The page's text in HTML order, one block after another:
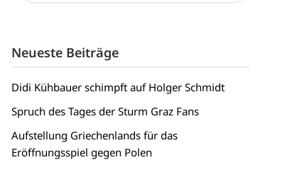
Neueste Beiträge
Didi Kühbauer schimpft auf Holger Schmidt
Spruch des Tages der Sturm Graz Fans
Aufstellung Griechenlands für das
Eröffnungsspiel gegen Polen